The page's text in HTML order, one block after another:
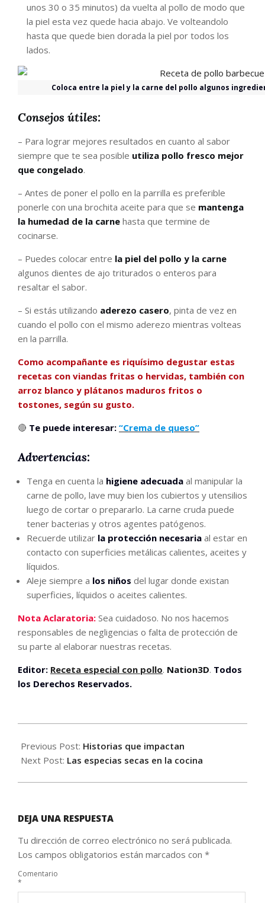
unos 30 o 35 minutos) da vuelta al pollo de modo que
la piel esta vez quede hacia abajo. Ve volteandolo
hasta que quede bien dorada la piel por todos los
lados.
Coloca entre la piel y la carne del pollo algunos
Consejos útiles:
– Para lograr mejores resultados en cuanto al sabor
siempre que te sea posible utiliza pollo fresco mejor
que congelado.
– Antes de poner el pollo en la parrilla es preferible
ponerle con una brochita aceite para que se mantenga
la humedad de la carne hasta que termine de
cocinarse.
– Puedes colocar entre la piel del pollo y la carne
algunos dientes de ajo triturados o enteros para
resaltar el sabor.
– Si estás utilizando aderezo casero, pinta de vez en
cuando el pollo con el mismo aderezo mientras volteas
en la parrilla.
Como acompañante es riquísimo degustar estas
recetas con viandas fritas o hervidas, también con
arroz blanco y plátanos maduros fritos o
tostones, según su gusto.
🔴 Te puede interesar: “Crema de queso”
Advertencias:
Tenga en cuenta la higiene adecuada al manipular la
carne de pollo, lave muy bien los cubiertos y utensilios
luego de cortar o prepararlo. La carne cruda puede
tener bacterias y otros agentes patógenos.
Recuerde utilizar la protección necesaria al estar en
contacto con superficies metálicas calientes, aceites y
líquidos.
Aleje siempre a los niños del lugar donde existan
superficies, líquidos o aceites calientes.
Nota Aclaratoria: Sea cuidadoso. No nos hacemos
responsables de negligencias o falta de protección de
su parte al elaborar nuestras recetas.
Editor: Receta especial con pollo. Nation3D. Todos
los Derechos Reservados.
07-
02
Previous Post: Historias que impactan
Next Post: Las especias secas en la cocina
DEJA UNA RESPUESTA
Tu dirección de correo electrónico no será publicada.
Los campos obligatorios están marcados con *
Comentario
*